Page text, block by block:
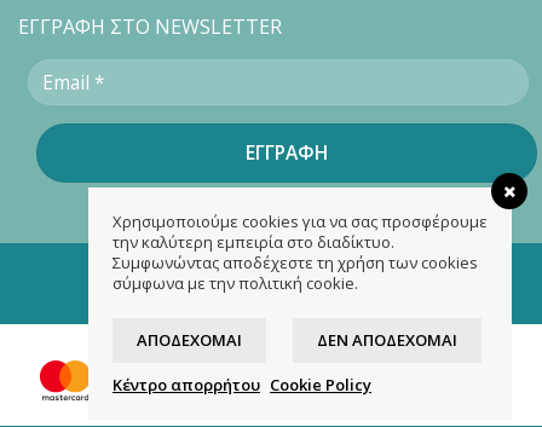
ΕΓΓΡΑΦΗ ΣΤΟ NEWSLETTER
Copyright 2026 ©doubletrouble.gr
Designed & developed by
Χρησιμοποιούμε cookies για να σας προσφέρουμε
την καλύτερη εμπειρία στο διαδίκτυο.
Συμφωνώντας αποδέχεστε τη χρήση των cookies
σύμφωνα με την πολιτική cookie.
ΑΠΟΔΈΧΟΜΑΙ ΔΕΝ ΑΠΟΔΈΧΟΜΑΙ
Κέντρο απορρήτου Cookie Policy